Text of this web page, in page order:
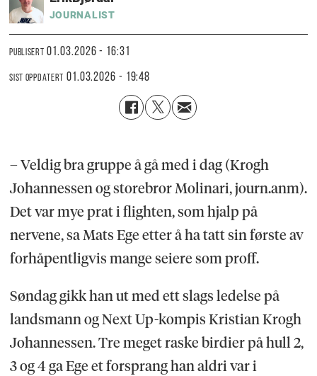
JOURNALIST
PUBLISERT 01.03.2026 - 16:31
SIST OPPDATERT 01.03.2026 - 19:48
– Veldig bra gruppe å gå med i dag (Krogh
Johannessen og storebror Molinari, journ.anm).
Det var mye prat i flighten, som hjalp på
nervene, sa Mats Ege etter å ha tatt sin første av
forhåpentligvis mange seiere som proff.
Søndag gikk han ut med ett slags ledelse på
landsmann og Next Up-kompis Kristian Krogh
Johannessen. Tre meget raske birdier på hull 2,
3 og 4 ga Ege et forsprang han aldri var i